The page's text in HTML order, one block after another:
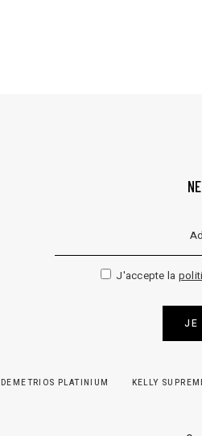
Veuillez laisser ce champ vide.
J'accepte la
JE
DEMETRIOS PLATINIUM KELLY